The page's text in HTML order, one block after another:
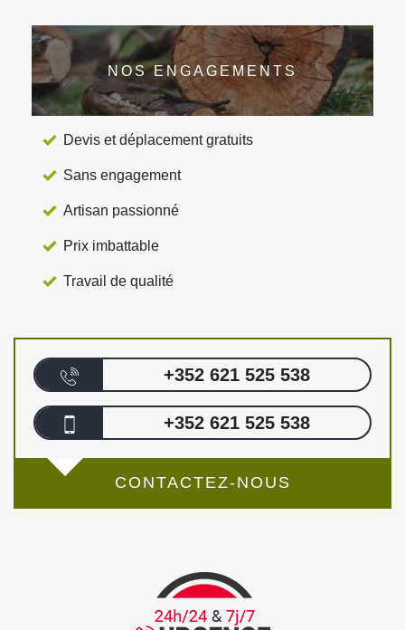
NOS ENGAGEMENTS
Devis et déplacement gratuits
Sans engagement
Artisan passionné
Prix imbattable
Travail de qualité
+352 621 525 538
+352 621 525 538
CONTACTEZ-NOUS